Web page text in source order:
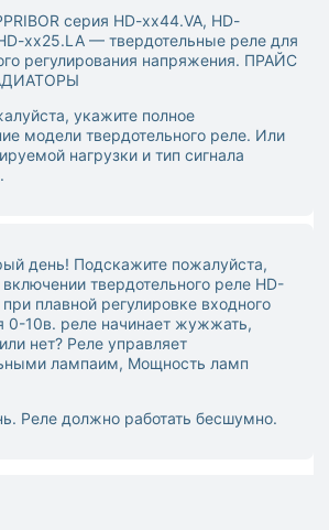
серия HD-xx44.VA, HD-
xx25.LA — твердотельные реле для
регулирования напряжения. ПРАЙС
укажите полное
модели твердотельного реле. Или
нагрузки и тип сигнала
день! Подскажите пожалуйста,
твердотельного реле HD-
плавной регулировке входного
0-10в. реле начинает жужжать,
нет? Реле управляет
лампаим, Мощность ламп
Реле должно работать бесшумно.